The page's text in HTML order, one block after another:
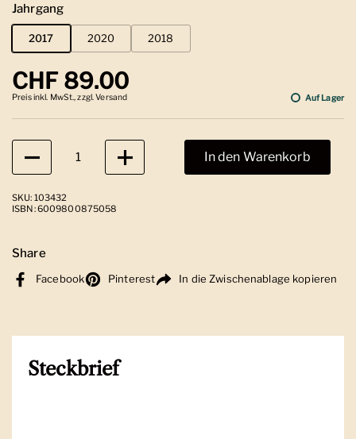
Jahrgang
2017 2020 2018
Regulärer Preis
CHF 89.00
Preis inkl. MwSt., zzgl. Versand Auf Lager
Anzahl
In den Warenkorb
SKU: 103432
ISBN: 6009800875058
Share
Facebook Pinterest In die Zwischenablage kopieren
Steckbrief